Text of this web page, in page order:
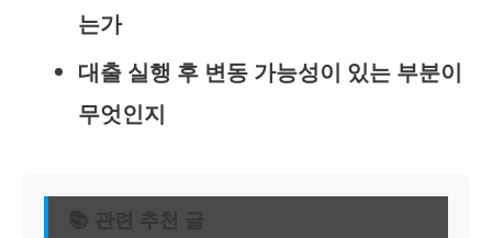
는가
대출 실행 후 변동 가능성이 있는 부분이
무엇인지
📚 관련 추천 글